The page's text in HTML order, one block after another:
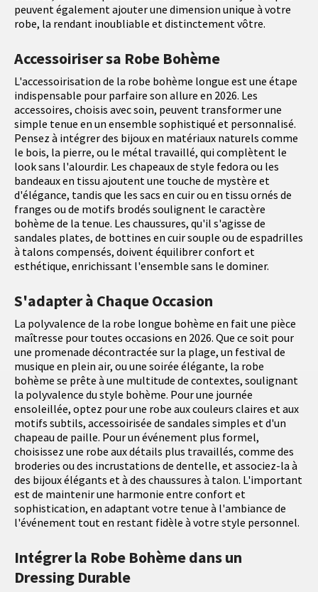
peuvent également ajouter une dimension unique à votre
robe, la rendant inoubliable et distinctement vôtre.
Accessoiriser sa Robe Bohème
L'accessoirisation de la robe bohème longue est une étape
indispensable pour parfaire son allure en 2026. Les
accessoires, choisis avec soin, peuvent transformer une
simple tenue en un ensemble sophistiqué et personnalisé.
Pensez à intégrer des bijoux en matériaux naturels comme
le bois, la pierre, ou le métal travaillé, qui complètent le
look sans l'alourdir. Les chapeaux de style fedora ou les
bandeaux en tissu ajoutent une touche de mystère et
d'élégance, tandis que les sacs en cuir ou en tissu ornés de
franges ou de motifs brodés soulignent le caractère
bohème de la tenue. Les chaussures, qu'il s'agisse de
sandales plates, de bottines en cuir souple ou de espadrilles
à talons compensés, doivent équilibrer confort et
esthétique, enrichissant l'ensemble sans le dominer.
S'adapter à Chaque Occasion
La polyvalence de la robe longue bohème en fait une pièce
maîtresse pour toutes occasions en 2026. Que ce soit pour
une promenade décontractée sur la plage, un festival de
musique en plein air, ou une soirée élégante, la robe
bohème se prête à une multitude de contextes, soulignant
la polyvalence du style bohème. Pour une journée
ensoleillée, optez pour une robe aux couleurs claires et aux
motifs subtils, accessoirisée de sandales simples et d'un
chapeau de paille. Pour un événement plus formel,
choisissez une robe aux détails plus travaillés, comme des
broderies ou des incrustations de dentelle, et associez-la à
des bijoux élégants et à des chaussures à talon. L'important
est de maintenir une harmonie entre confort et
sophistication, en adaptant votre tenue à l'ambiance de
l'événement tout en restant fidèle à votre style personnel.
Intégrer la Robe Bohème dans un
Dressing Durable